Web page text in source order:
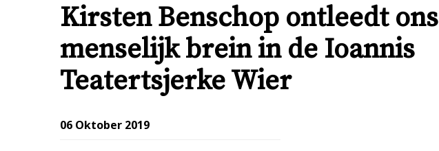
Kirsten Benschop ontleedt ons
menselijk brein in de Ioannis
Teatertsjerke Wier
06 Oktober 2019